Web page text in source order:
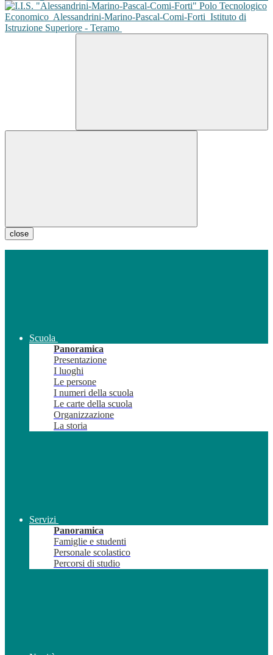
Polo Tecnologico
Economico Alessandrini-Marino-Pascal-Comi-Forti Istituto di
Istruzione Superiore - Teramo
close
Scuola
Panoramica
Presentazione
I luoghi
Le persone
I numeri della scuola
Le carte della scuola
Organizzazione
La storia
Servizi
Panoramica
Famiglie e studenti
Personale scolastico
Percorsi di studio